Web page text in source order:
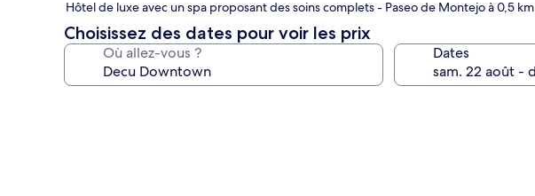
5.0 étoiles
Hôtel de luxe avec un spa proposant des soins complets - Paseo de Montejo à 0,5 km
Choisissez des dates pour voir les prix
Où allez-vous ? Dates